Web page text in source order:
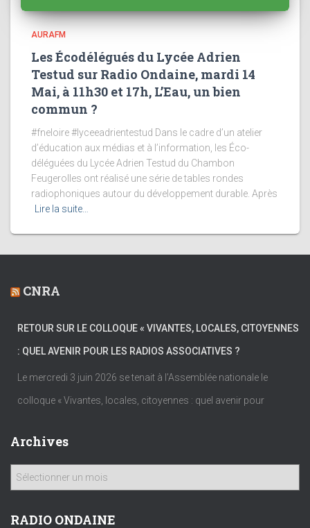
AURAFM
Les Écodélégués du Lycée Adrien
Testud sur Radio Ondaine, mardi 14
Mai, à 11h30 et 17h, L’Eau, un bien
commun ?
#fneloire #lyceeadrientestud Dans le cadre d’un atelier
d’éducation aux médias et à l’information, les Éco-
déléguées du Lycée Adrien Testud du Chambon
Feugerolles ont réalisé une série de tables rondes
radiophoniques autour du développement durable. Après
Lire la suite…
CNRA
RETOUR SUR LE COLLOQUE « VIVANTES, LOCALES, CITOYENNES
: QUEL AVENIR POUR LES RADIOS ASSOCIATIVES ?
Le mercredi 3 juin 2026 se tenait à l’Assemblée nationale le
colloque « Vivantes, locales, citoyennes : quel avenir pour
Archives
h
RADIO ONDAINE